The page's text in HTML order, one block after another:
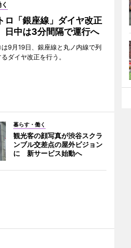
ロ「銀座線」ダイヤ改正
中は3分間隔で運行へ
9月19日、銀座線と丸ノ内線で列
ダイヤ改正を行う。
暮らす・働く
観光客の顔写真が渋谷スクラ
ンブル交差点の屋外ビジョン
に 新サービス始動へ